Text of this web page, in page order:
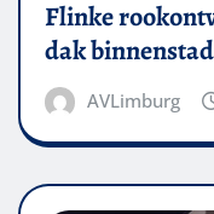
Flinke
dak binnenstad
AVLimburg